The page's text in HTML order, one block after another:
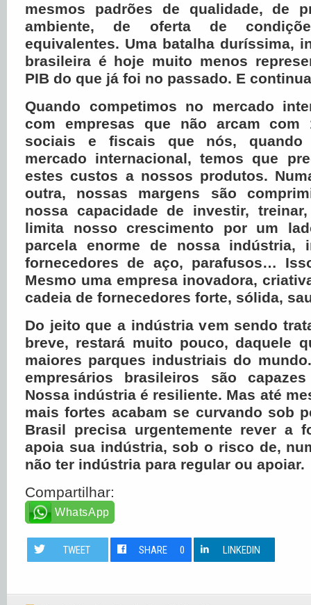
mesmos padrões de qualidade, de
ambiente, de oferta de
equivalentes. Uma batalha duríssima,
brasileira é hoje muito menos
PIB do que já foi no passado. E
Quando competimos no mercado
com empresas que não arcam com
sociais e fiscais que nós,
mercado internacional, temos que
estes custos a nossos produtos.
outra, nossas margens são
nossa capacidade de investir,
limita nosso crescimento por um
parcela enorme de nossa indústria,
fornecedores de aço, parafusos…
Mesmo uma empresa inovadora,
cadeia de fornecedores forte, sólida,
Do jeito que a indústria vem sendo
breve, restará muito pouco, daquele
maiores parques industriais do
empresários brasileiros são
Nossa indústria é resiliente. Mas até
mais fortes acabam se curvando sob
Brasil precisa urgentemente rever a
apoia sua indústria, sob o risco de,
não ter indústria para regular ou apoiar.
Compartilhar:
WhatsApp
TWEET SHARE 0 LINKEDIN